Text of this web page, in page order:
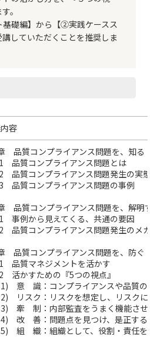
。
礎編】から【②実践ケースス
していただくことを推奨しま
容
品質コンプライアンス問題を、知る
品質コンプライアンス問題とは
品質コンプライアンス問題発生の実
品質コンプライアンス問題の事例
品質コンプライアンス問題を、解明
事例から見えてくる、共通の要因
品質コンプライアンス問題発生のメ
品質コンプライアンス問題を、防ぐ
品質マネジメントを活かす
活かすための『5つの視点』
識：コンプライアンスや品質の
スク：リスクを想定し、リスクに
制：内部監査をうまく機能させ
善：問題点を見つけ、是正する
織：組織として、役割・責任を